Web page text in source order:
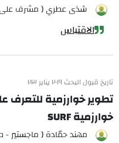
شذى عطري ( مشرف على
الاقتباس
تاريخ قبول البحث ٢٠١٩ يناير ٢٣
تطوير خوارزمية للتعرف
خوارزمية SURF
مهند حمّادة ( ماجستير -